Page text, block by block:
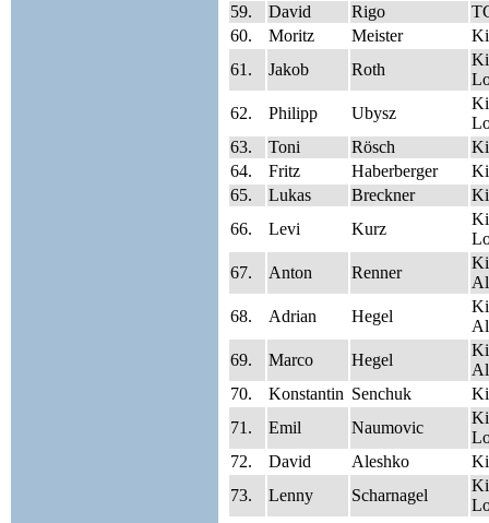
59.
David Rigo
60.
Moritz Meister
61.
Jakob Roth
62.
Philipp Ubysz
63.
Toni Rösch
64.
Fritz Haberberger
65.
Lukas Breckner
66.
Levi Kurz
67.
Anton Renner
68.
Adrian Hegel
69.
Marco Hegel
70.
Konstantin Senchuk
71.
Emil Naumovic
72.
David Aleshko
73.
Lenny Scharnagel